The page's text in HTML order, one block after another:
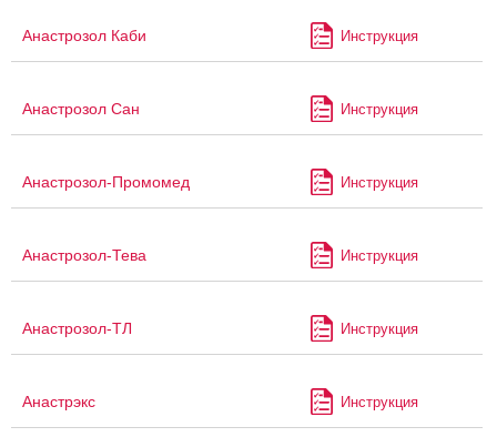
Анастрозол Каби Инструкция
Анастрозол Сан Инструкция
Анастрозол-Промомед Инструкция
Анастрозол-Тева Инструкция
Анастрозол-ТЛ Инструкция
Анастрэкс Инструкция